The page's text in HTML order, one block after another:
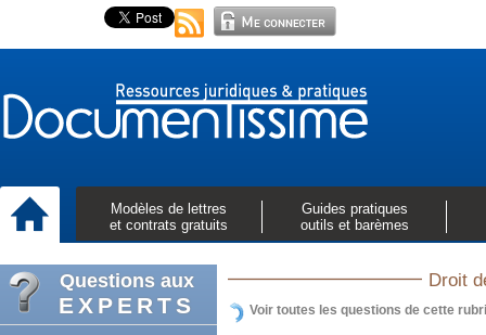
Modèles de lettres
et contrats gratuits
Guides pratiques
outils et barèmes
Questions aux
EXPERTS
Droit
Voir toutes les questions de cette